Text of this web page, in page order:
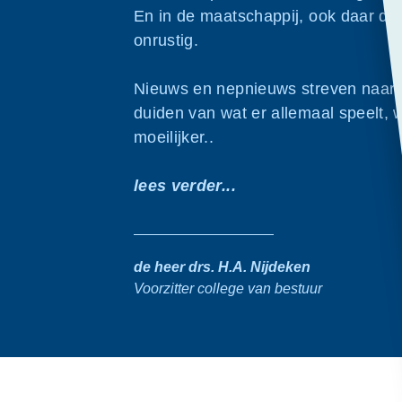
En in de maatschappij, ook daar
onrustig.
Nieuws en nepnieuws streven naar
duiden van wat er allemaal speelt,
moeilijker..
lees verder...
de heer drs. H.A. Nijdeken
Voorzitter college van bestuur